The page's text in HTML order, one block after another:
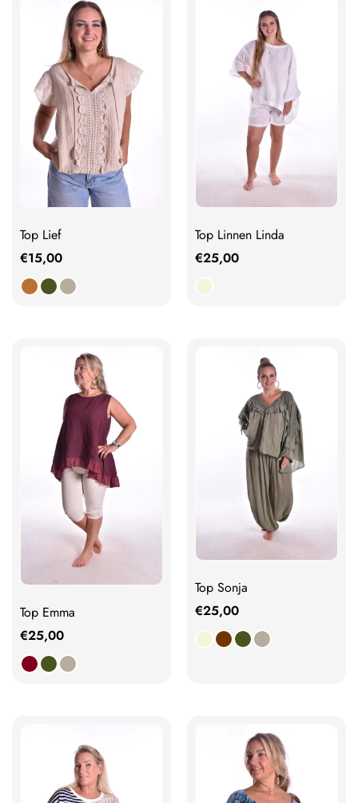
Top Lief
€15,00
Top Linnen Linda
€25,00
Top Emma
€25,00
Top Sonja
€25,00